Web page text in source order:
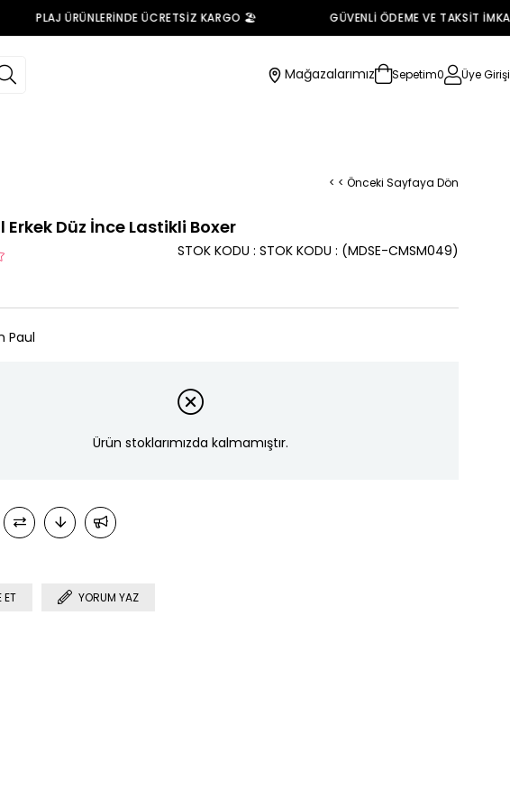
PLAJ ÜRÜNLERİNDE ÜCRETSİZ KARGO 🏖️ GÜVENLİ ÖDEME VE TAKSİT
Mağazalarımız Sepetim0 Üye Girişi
< < Önceki Sayfaya Dön
Erkek Düz İnce Lastikli Boxer
(MDSE-CMSM049)
STOK KODU STOK KODU
Paul
Ürün stoklarımızda kalmamıştır.
ET YORUM YAZ